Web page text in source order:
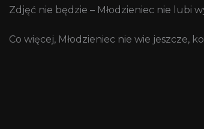
Zdjęć nie będzie – Młodzieniec nie lubi
Co więcej, Młodzieniec nie wie jeszcze,